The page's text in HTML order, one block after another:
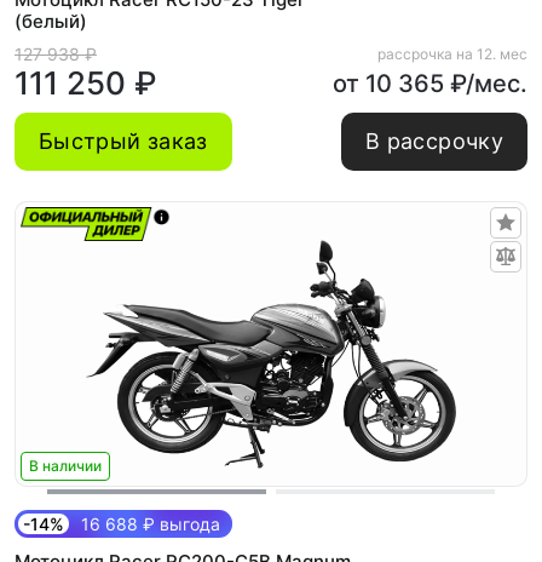
(белый)
127 938 ₽
111 250 ₽
рассрочка на 12. мес
от 10 365 ₽/мес.
Быстрый заказ В рассрочку
В наличии
-14% 16 688 ₽ выгода